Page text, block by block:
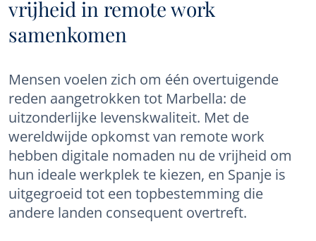
vrijheid in remote work
samenkomen
Mensen voelen zich om één overtuigende
reden aangetrokken tot Marbella: de
uitzonderlijke levenskwaliteit. Met de
wereldwijde opkomst van remote work
hebben digitale nomaden nu de vrijheid om
hun ideale werkplek te kiezen, en Spanje is
uitgegroeid tot een topbestemming die
andere landen consequent overtreft.